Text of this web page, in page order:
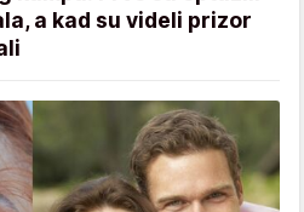
a kad su videli prizor